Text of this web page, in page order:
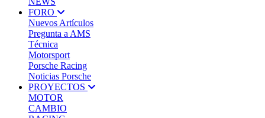
FORO
Nuevos Artículos
Pregunta a AMS
Técnica
Motorsport
Porsche Racing
Noticias Porsche
PROYECTOS
MOTOR
CAMBIO